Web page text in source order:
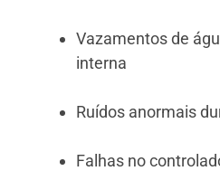
Vazamentos de
interna
Ruídos anormais
Falhas no